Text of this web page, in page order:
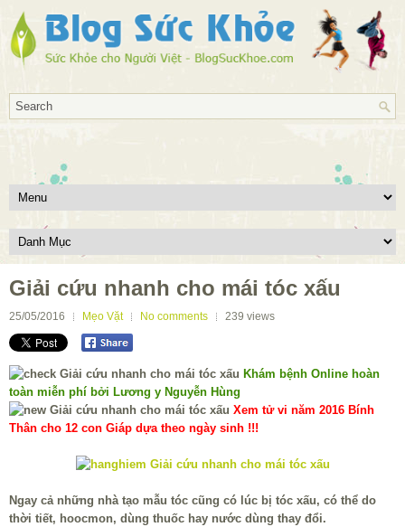
Giải cứu nhanh cho mái tóc xấu
25/05/2016 Mẹo Vặt No comments 239 views
Khám bệnh Online hoàn
toàn miễn phí bởi Lương y Nguyễn Hùng
Xem tử vi năm 2016 Bính
Thân cho 12 con Giáp dựa theo ngày sinh !!!
Ngay cả những nhà tạo mẫu tóc cũng có lúc bị tóc xấu, có thể do
thời tiết, hoocmon, dùng thuốc hay nước dùng thay đổi.